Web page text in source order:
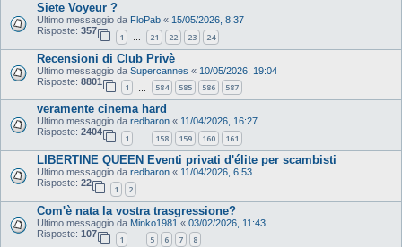
Siete Voyeur ?
Ultimo messaggio da FloPab « 15/05/2026, 8:37
Risposte: 357
1 … 21 22 23 24
Recensioni di Club Privè
Ultimo messaggio da Supercannes « 10/05/2026, 19:04
Risposte: 8801
1 584 585 586 587
veramente cinema hard
Ultimo messaggio da redbaron « 11/04/2026, 16:27
Risposte: 2404
1 … 158 159 160 161
LIBERTINE QUEEN Eventi privati d'élite per scambisti
Ultimo messaggio da redbaron « 11/04/2026, 6:53
Risposte: 22
1 2
Com'è nata la vostra trasgressione?
Ultimo messaggio da Minko1981 « 03/02/2026, 11:43
Risposte: 107
1 5 6 7 8